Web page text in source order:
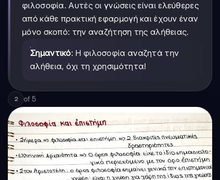
φιλοσοφία. Αυτές οι γνώσεις είναι ελεύθερες
από κάθε πρακτική εφαρμογή και έχουν έναν
μόνο σκοπό: την αναζήτηση της αλήθειας.
Σημαντικό: Η φιλοσοφία αναζητά την
αλήθεια, όχι τη χρησιμότητα!
2 of 5